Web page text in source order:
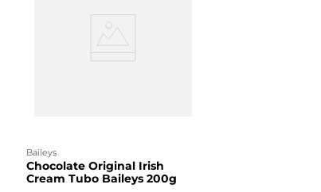
baileys
Chocolate Original Irish
Cream Tubo Baileys 200g